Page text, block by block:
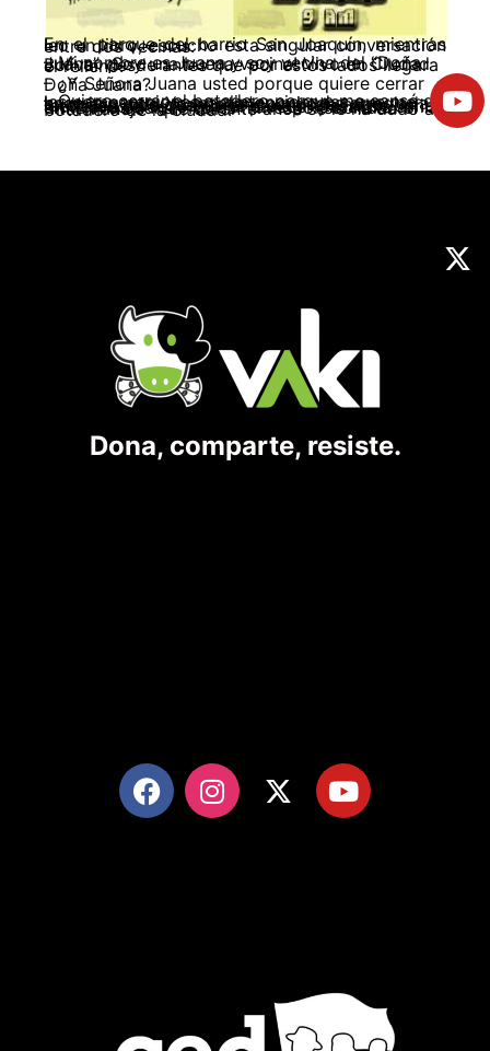
En el parque del barrio San Joaquín, mientras leo un libro, escucho esta singular conversación entre dos vecinas:
– Mi nombre es Juana y soy vecina del “Doña Juana”. ¡Soy una buena vecina! Vivo en Ciudad Bolívar desde antes que por estos lados llegara el relleno.
– ¿Y Señora Juana usted porque quiere cerrar Doña Juana?
– Quiero cerrar el botadero porque me cansé de las comparaciones malintencionadas que me hace la gente. Yo mantengo mi casa arreglada, en orden y de cuando en cuando le hago retoques para que no se me agriete, ni se dañe, a diferencia de lo que al parecer pasa allá arriba en “Doña Juana”. No es mi responsabilidad el “mal manejo” que durante años se le ha dado al botadero de la ciudad.
Dona, comparte, resiste.